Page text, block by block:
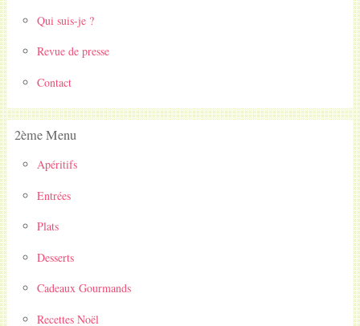
Qui suis-je ?
Revue de presse
Contact
2ème Menu
Apéritifs
Entrées
Plats
Desserts
Cadeaux Gourmands
Recettes Noël